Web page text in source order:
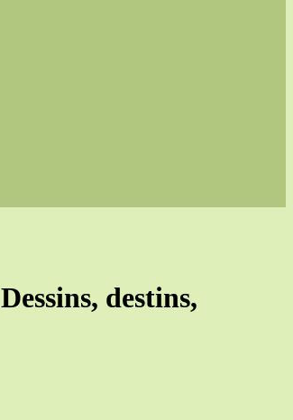
Dessins, destins,